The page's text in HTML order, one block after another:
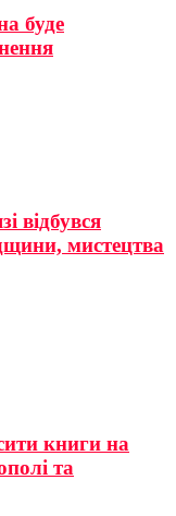
буде
відбувся
мистецтва
книги на
та